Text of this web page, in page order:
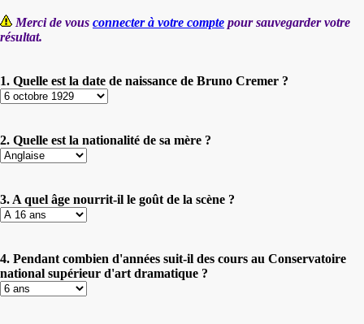
Merci de vous connecter à votre compte pour sauvegarder votre
résultat.
1. Quelle est la date de naissance de Bruno Cremer ?
2. Quelle est la nationalité de sa mère ?
3. A quel âge nourrit-il le goût de la scène ?
4. Pendant combien d'années suit-il des cours au Conservatoire
national supérieur d'art dramatique ?